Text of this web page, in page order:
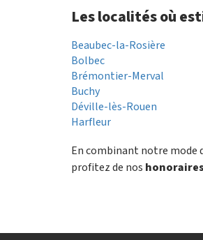
Les localités où
Beaubec-la-Rosière
Bolbec
Brémontier-Merval
Buchy
Déville-lès-Rouen
Harfleur
En combinant notre mode
profitez de nos